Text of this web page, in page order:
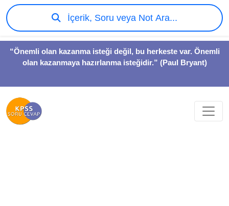
“Önemli olan kazanma isteği değil, bu herkeste var. Önemli
olan kazanmaya hazırlanma isteğidir.” (Paul Bryant)
İçerik, Soru veya Not Ara...